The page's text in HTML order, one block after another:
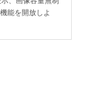
能を開放しよ